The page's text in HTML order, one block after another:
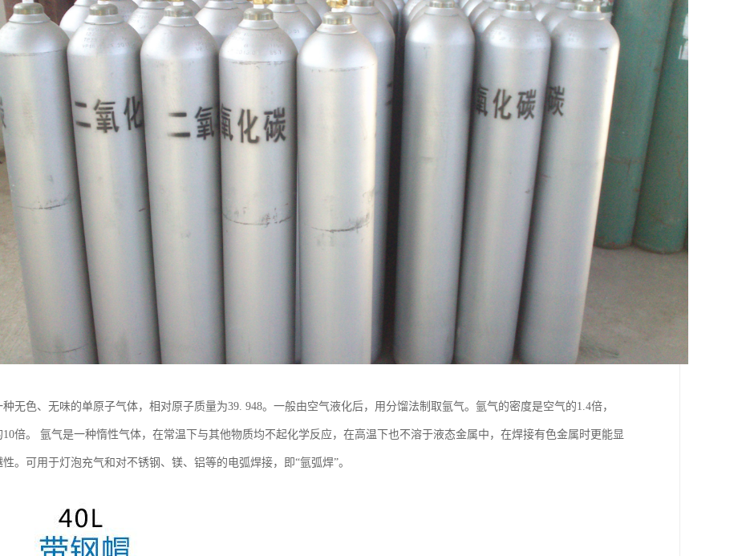
无色、无味的单原子气体，相对原子质量为39. 948。一般由空气液化后，用分馏法制取氩气。氩气的密度是空气的1.4倍，
10倍。 氩气是一种惰性气体，在常温下与其他物质均不起化学反应，在高温下也不溶于液态金属中，在焊接有色金属时更能显
。可用于灯泡充气和对不锈钢、镁、铝等的电弧焊接，即“氩弧焊”。